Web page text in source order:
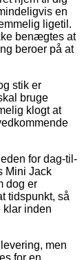
en
ligetil.
benægtes at
beroer på at
stik er
bruge
klogt at
for dag-til-
Mini Jack
dog er
tidspunkt, så
klar inden
men
for en